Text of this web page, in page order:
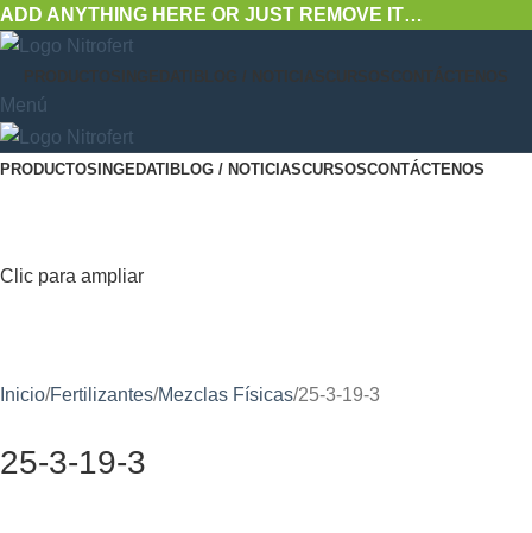
ADD ANYTHING HERE OR JUST REMOVE IT…
PRODUCTOS INGEDATI BLOG / NOTICIAS CURSOS CONTÁCTENOS
Menú
PRODUCTOSINGEDATIBLOG / NOTICIASCURSOSCONTÁCTENOS
Clic para ampliar
Inicio Fertilizantes Mezclas Físicas 25-3-19-3
25-3-19-3